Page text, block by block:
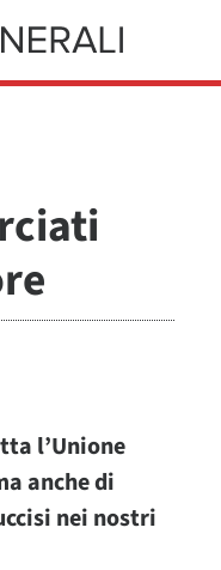
l’Unione
anche di
nei nostri